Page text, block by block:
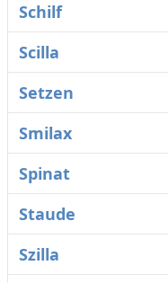
Schilf
Scilla
Setzen
Smilax
Spinat
Staude
Szilla